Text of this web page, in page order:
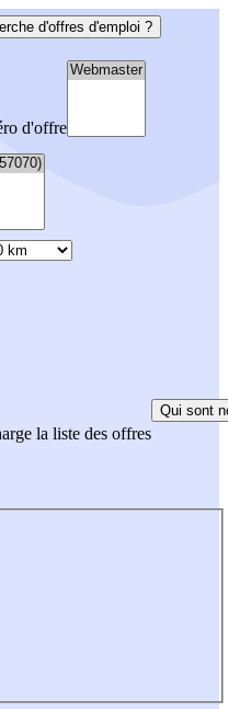
d'offres d'emploi ?
d'offre
la liste des offres
Qui sont